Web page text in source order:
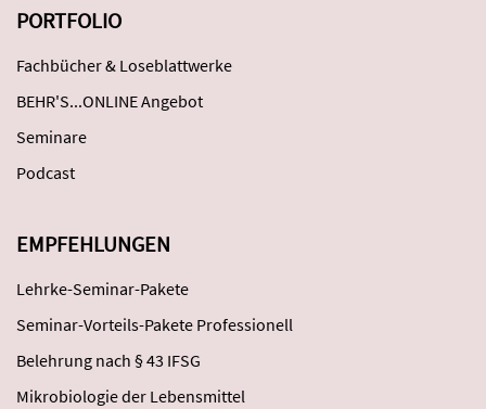
PORTFOLIO
Fachbücher & Loseblattwerke
BEHR'S...ONLINE Angebot
Seminare
Podcast
EMPFEHLUNGEN
Lehrke-Seminar-Pakete
Seminar-Vorteils-Pakete Professionell
Belehrung nach § 43 IFSG
Mikrobiologie der Lebensmittel